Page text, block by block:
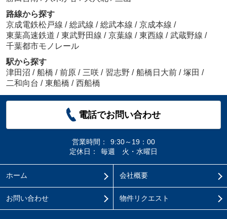
路線から探す
京成電鉄松戸線 / 総武線 / 総武本線 / 京成本線 /
東葉高速鉄道 / 東武野田線 / 京葉線 / 東西線 / 武蔵野線 /
千葉都市モノレール
駅から探す
津田沼 / 船橋 / 前原 / 三咲 / 習志野 / 船橋日大前 / 塚田 /
二和向台 / 東船橋 / 西船橋
電話でお問い合わせ
営業時間：
9:30～19：00
定休日：
毎週 火・水曜日
ホーム 会社概要
お問い合わせ 物件リクエスト